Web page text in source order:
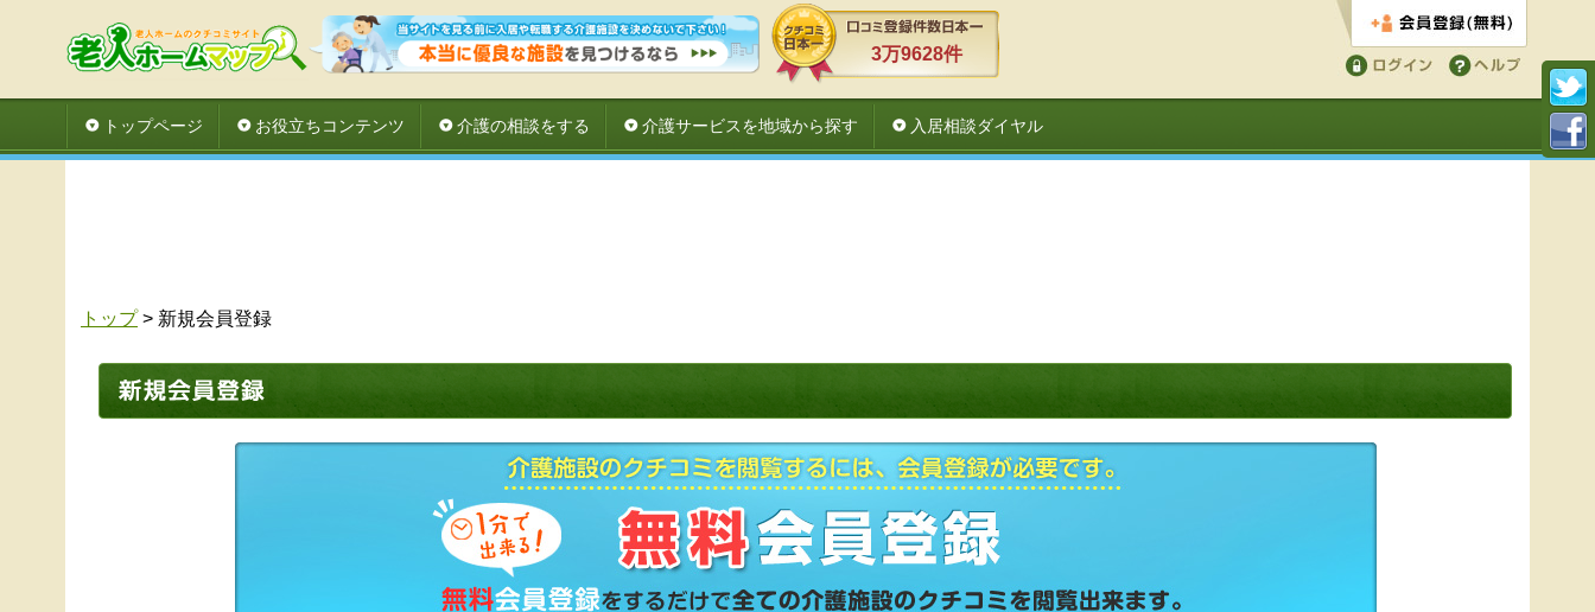
3万9628件
会員登録する
トップページ
お役立ちコンテンツ 介護の相談をする 介護サービスを地域から探す 入居相談ダイヤル
トップ> 新規会員登録